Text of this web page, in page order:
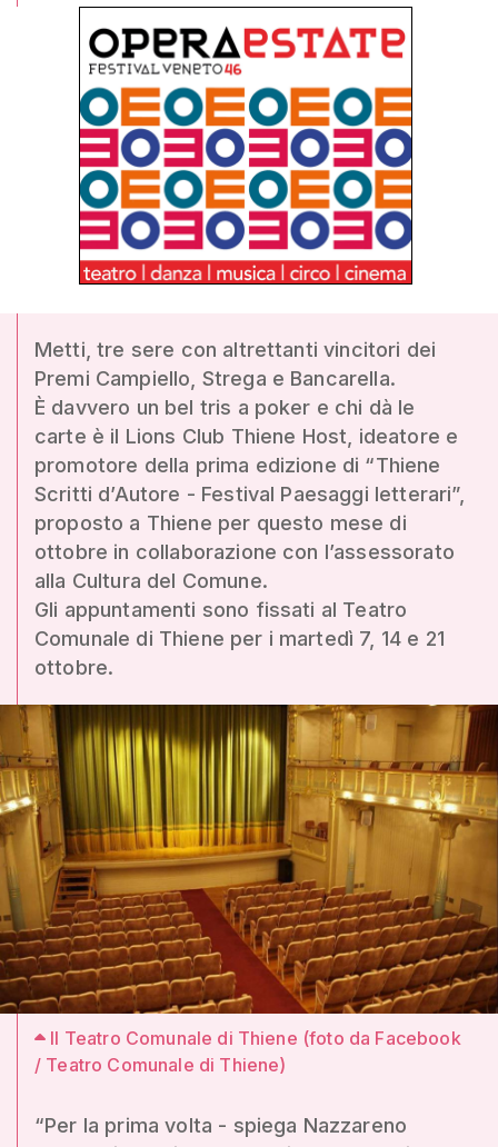
Metti, tre sere con altrettanti vincitori dei
Premi Campiello, Strega e Bancarella.
È davvero un bel tris a poker e chi dà le
carte è il Lions Club Thiene Host, ideatore e
promotore della prima edizione di “Thiene
Scritti d’Autore - Festival Paesaggi letterari”,
proposto a Thiene per questo mese di
ottobre in collaborazione con l’assessorato
alla Cultura del Comune.
Gli appuntamenti sono fissati al Teatro
Comunale di Thiene per i martedì 7, 14 e 21
ottobre.
Il Teatro Comunale di Thiene (foto da Facebook
/ Teatro Comunale di Thiene)
“Per la prima volta - spiega Nazzareno